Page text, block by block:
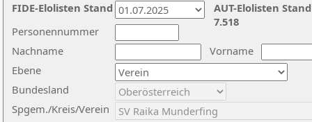
Nachname
Vorname
Ebene
Personennummer
Bundesland
Spgem./Kreis/Verein
AUT-Elolisten
7.518
FIDE-Elolisten Stand